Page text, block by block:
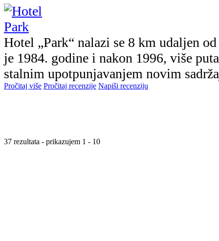
Hotel „Park“ nalazi se 8 km udaljen
je 1984. godine i nakon 1996, više
stalnim upotpunjavanjem novim
Pročitaj više Pročitaj recenzije Napiši recenziju
37 rezultata - prikazujem 1 - 10